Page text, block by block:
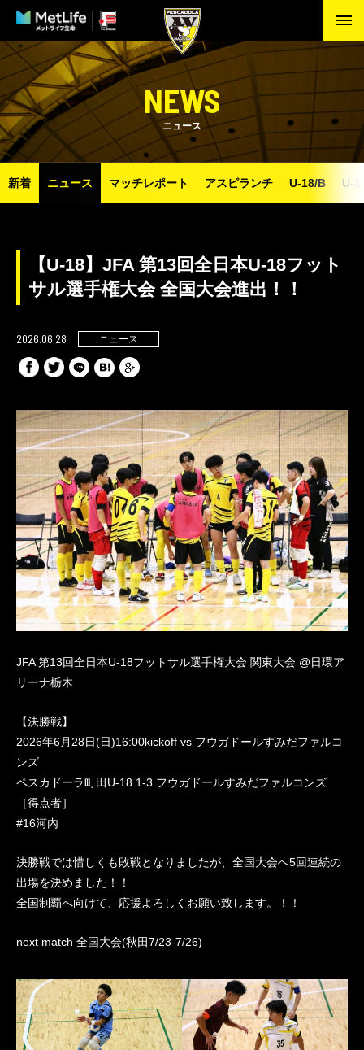
NEWS
ニュース
新着 ニュース マッチレポート アスピランチ U-18/B U-
【U-18】JFA 第13回全日本U-18フット
サル選手権大会 全国大会進出！！
2026.06.28 ニュース
JFA 第13回全日本U-18フットサル選手権大会 関東大会 @日環ア
リーナ栃木
【決勝戦】
2026年6月28日(日)16:00kickoff vs フウガドールすみだファルコ
ンズ
ペスカドーラ町田U-18 1-3 フウガドールすみだファルコンズ
［得点者］
#16河内
決勝戦では惜しくも敗戦となりましたが、全国大会へ5回連続の
出場を決めました！！
全国制覇へ向けて、応援よろしくお願い致します。！！
next match 全国大会(秋田7/23-7/26)